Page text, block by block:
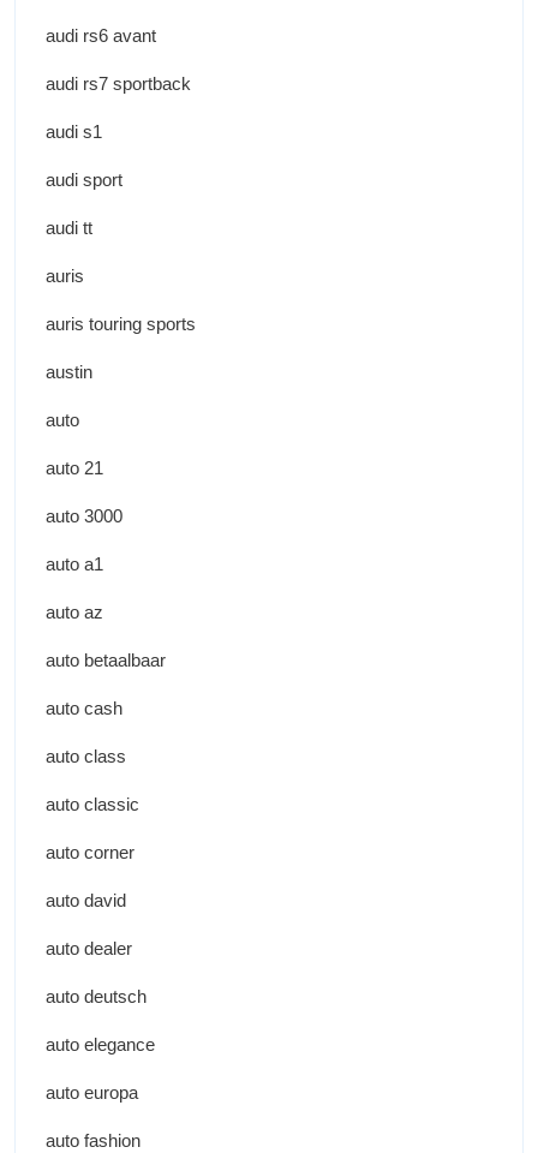
audi rs6 avant
audi rs7 sportback
audi s1
audi sport
audi tt
auris
auris touring sports
austin
auto
auto 21
auto 3000
auto a1
auto az
auto betaalbaar
auto cash
auto class
auto classic
auto corner
auto david
auto dealer
auto deutsch
auto elegance
auto europa
auto fashion